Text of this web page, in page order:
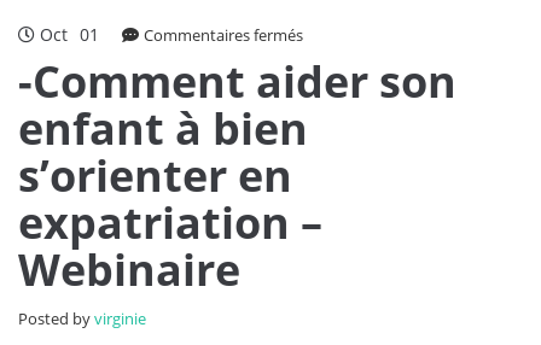
Oct 01 Commentaires ferméssur
Comment
-Comment aider son
enfant à bien
s’orienter en
expatriation –
Webinaire
Posted byvirginie